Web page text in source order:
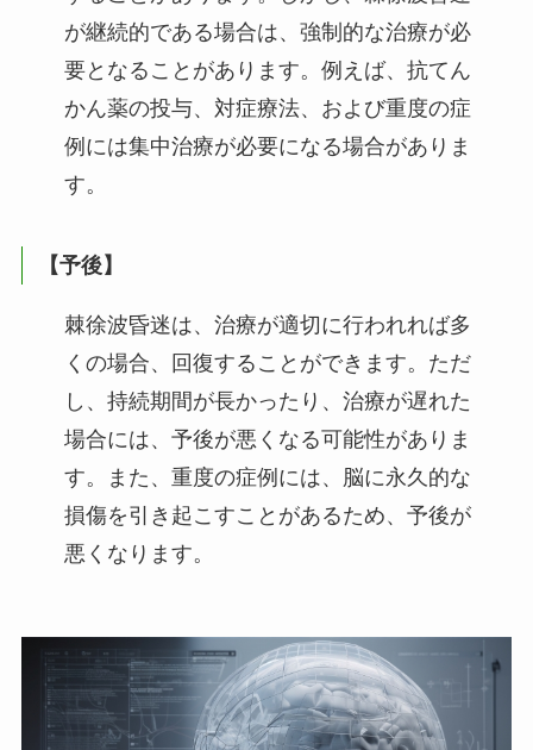
が継続的である場合は、強制的な治療が必
要となることがあります。例えば、抗てん
かん薬の投与、対症療法、および重度の症
例には集中治療が必要になる場合がありま
す。
【予後】
棘徐波昏迷は、治療が適切に行われれば多
くの場合、回復することができます。ただ
し、持続期間が長かったり、治療が遅れた
場合には、予後が悪くなる可能性がありま
す。また、重度の症例には、脳に永久的な
損傷を引き起こすことがあるため、予後が
悪くなります。